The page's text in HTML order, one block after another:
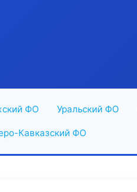
ФО Уральский ФО
Кавказский ФО